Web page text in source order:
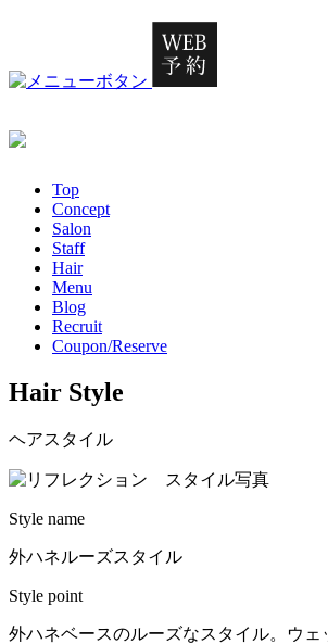
Top
Concept
Salon
Staff
Hair
Menu
Blog
Recruit
Coupon/Reserve
Hair Style
ヘアスタイル
Style name
外ハネルーズスタイル
Style point
外ハネベースのルーズなスタイル。ウェ